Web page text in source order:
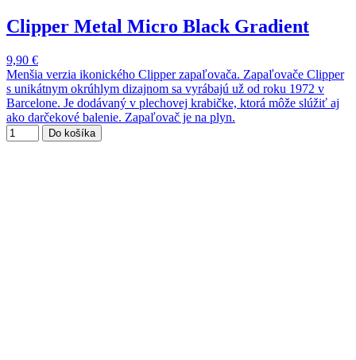
Clipper Metal Micro Black Gradient
9,90 €
Menšia verzia ikonického Clipper zapaľovača. Zapaľovače Clipper
s unikátnym okrúhlym dizajnom sa vyrábajú už od roku 1972 v
Barcelone. Je dodávaný v plechovej krabičke, ktorá môže slúžiť aj
ako darčekové balenie. Zapaľovač je na plyn.
Do košíka